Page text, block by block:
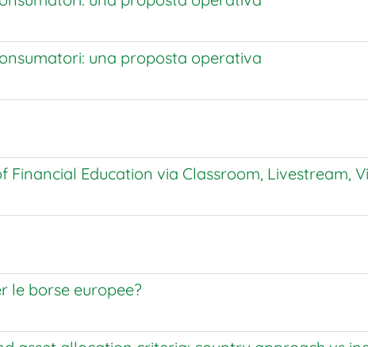
una proposta operativa
Education via Classroom, Livestream,
le borse europee?